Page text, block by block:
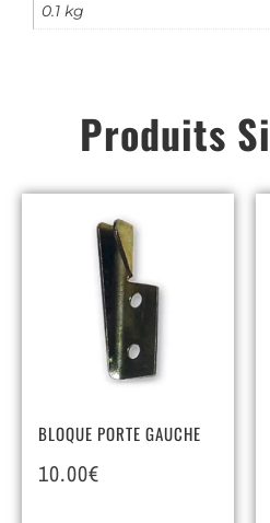
0.1 kg
Produits
BLOQUE PORTE GAUCHE
10.00€